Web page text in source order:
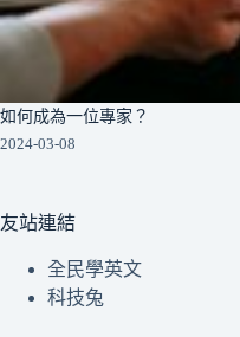
如何成為一位專家？
2024-03-08
友站連結
全民學英文
科技兔